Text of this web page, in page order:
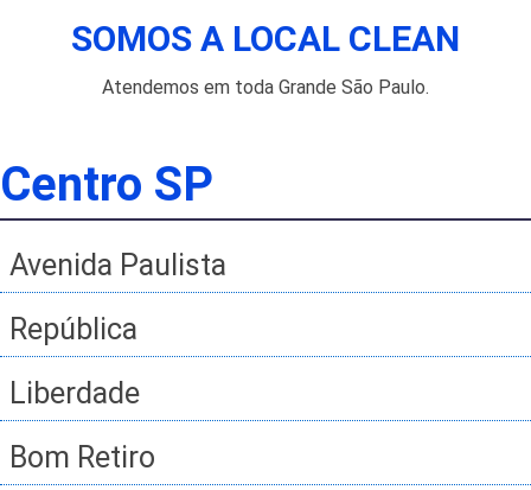
SOMOS A LOCAL CLEAN
Atendemos em toda Grande São Paulo.
Centro SP
Avenida Paulista
República
Liberdade
Bom Retiro